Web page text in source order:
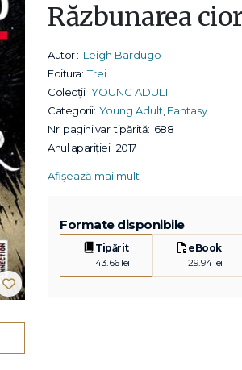
Răzbunarea
Autor : Leigh Bardugo
Editura: Trei
Colecții: YOUNG ADULT
Categorii: Young Adult Fantasy
Nr. pagini var. tipărită: 688
Anul apariției: 2017
Afișează mai mult
Formate disponibile
Tipărit
43.66 lei
eBook
29.94 lei